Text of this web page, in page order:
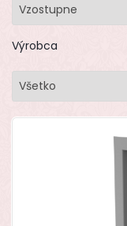
Vzostupne
Výrobca
Všetko